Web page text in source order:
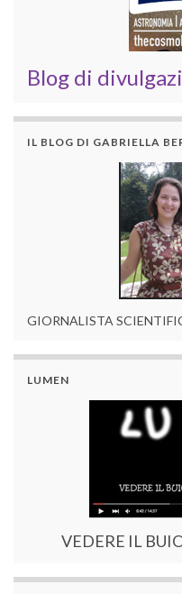
Blog di
IL BLOG DI GABRIELLA
GIORNALISTA
LUMEN
VEDERE IL